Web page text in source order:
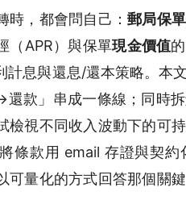
時，都會問自己：郵局保
（APR）與保單現金價值
計息與還息/還本策略。本
款」串成一條線；同時
檢視不同收入波動下的可
條款用 email 存證與契
可量化的方式回答那個關